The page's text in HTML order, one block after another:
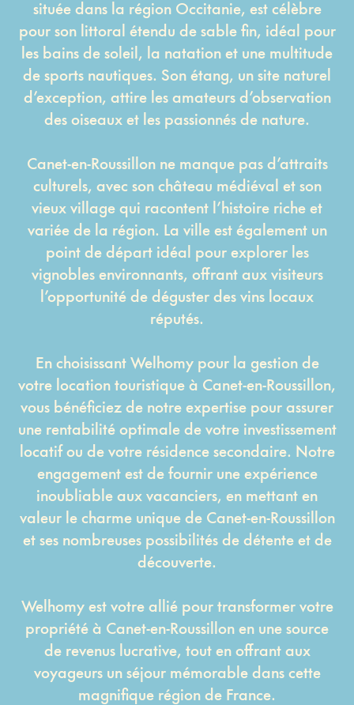
située dans la région Occitanie, est célèbre
pour son littoral étendu de sable fin, idéal pour
les bains de soleil, la natation et une multitude
de sports nautiques. Son étang, un site naturel
d’exception, attire les amateurs d’observation
des oiseaux et les passionnés de nature.
Canet-en-Roussillon ne manque pas d’attraits
culturels, avec son château médiéval et son
vieux village qui racontent l’histoire riche et
variée de la région. La ville est également un
point de départ idéal pour explorer les
vignobles environnants, offrant aux visiteurs
l’opportunité de déguster des vins locaux
réputés.
En choisissant Welhomy pour la gestion de
votre location touristique à Canet-en-Roussillon,
vous bénéficiez de notre expertise pour assurer
une rentabilité optimale de votre investissement
locatif ou de votre résidence secondaire. Notre
engagement est de fournir une expérience
inoubliable aux vacanciers, en mettant en
valeur le charme unique de Canet-en-Roussillon
et ses nombreuses possibilités de détente et de
découverte.
Welhomy est votre allié pour transformer votre
propriété à Canet-en-Roussillon en une source
de revenus lucrative, tout en offrant aux
voyageurs un séjour mémorable dans cette
magnifique région de France.